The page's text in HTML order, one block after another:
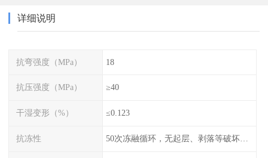
详细说明
抗弯强度（MPa） 18
抗压强度（MPa） ≥40
干湿变形（%） ≤0.123
抗冻性 50次冻融循环，无起层、剥落等破坏现象